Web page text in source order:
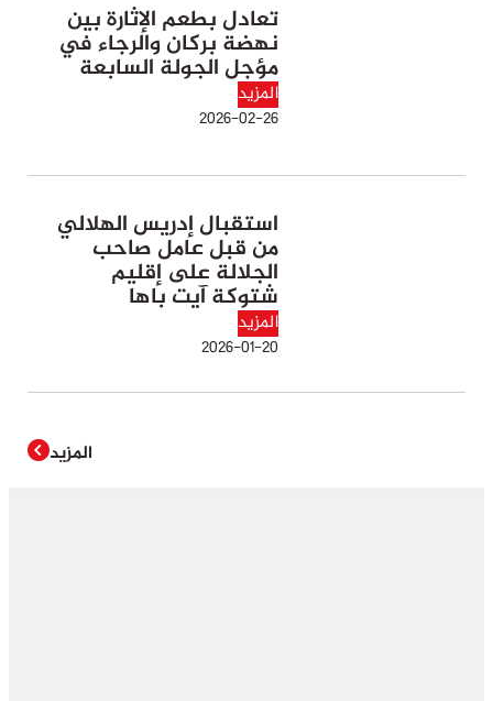
تعادل بطعم الإثارة بين
نهضة بركان والرجاء في
مؤجل الجولة السابعة
المزيد
2026-02-26
استقبال إدريس الهلالي
من قبل عامل صاحب
الجلالة على إقليم
شتوكة آيت باها
المزيد
2026-01-20
المزيد